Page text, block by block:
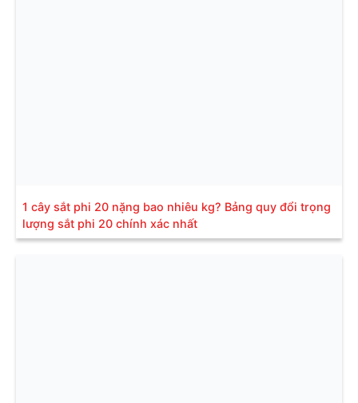
1 cây sắt phi 20 nặng bao nhiêu kg? Bảng quy đổi trọng
lượng sắt phi 20 chính xác nhất